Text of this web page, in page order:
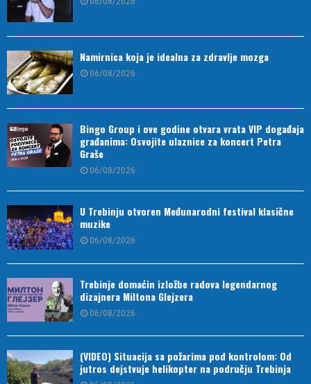
Namirnica koja je idealna za zdravlje mozga
06/08/2026
Bingo Group i ove godine otvara vrata VIP događaja
građanima: Osvojite ulaznice za koncert Petra
Graše
06/08/2026
U Trebinju otvoren Međunarodni festival klasične
muzike
06/08/2026
Trebinje domaćin izložbe radova legendarnog
dizajnera Miltona Glejzera
06/08/2026
(VIDEO) Situacija sa požarima pod kontrolom: Od
jutros dejstvuje helikopter na području Trebinja